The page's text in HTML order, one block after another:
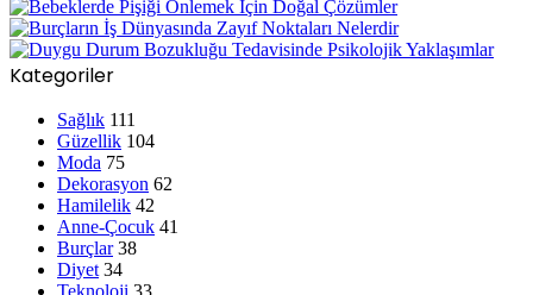
Kategoriler
Sağlık 111
Güzellik 104
Moda 75
Dekorasyon 62
Hamilelik 42
Anne-Çocuk 41
Burçlar 38
Diyet 34
Teknoloji 33